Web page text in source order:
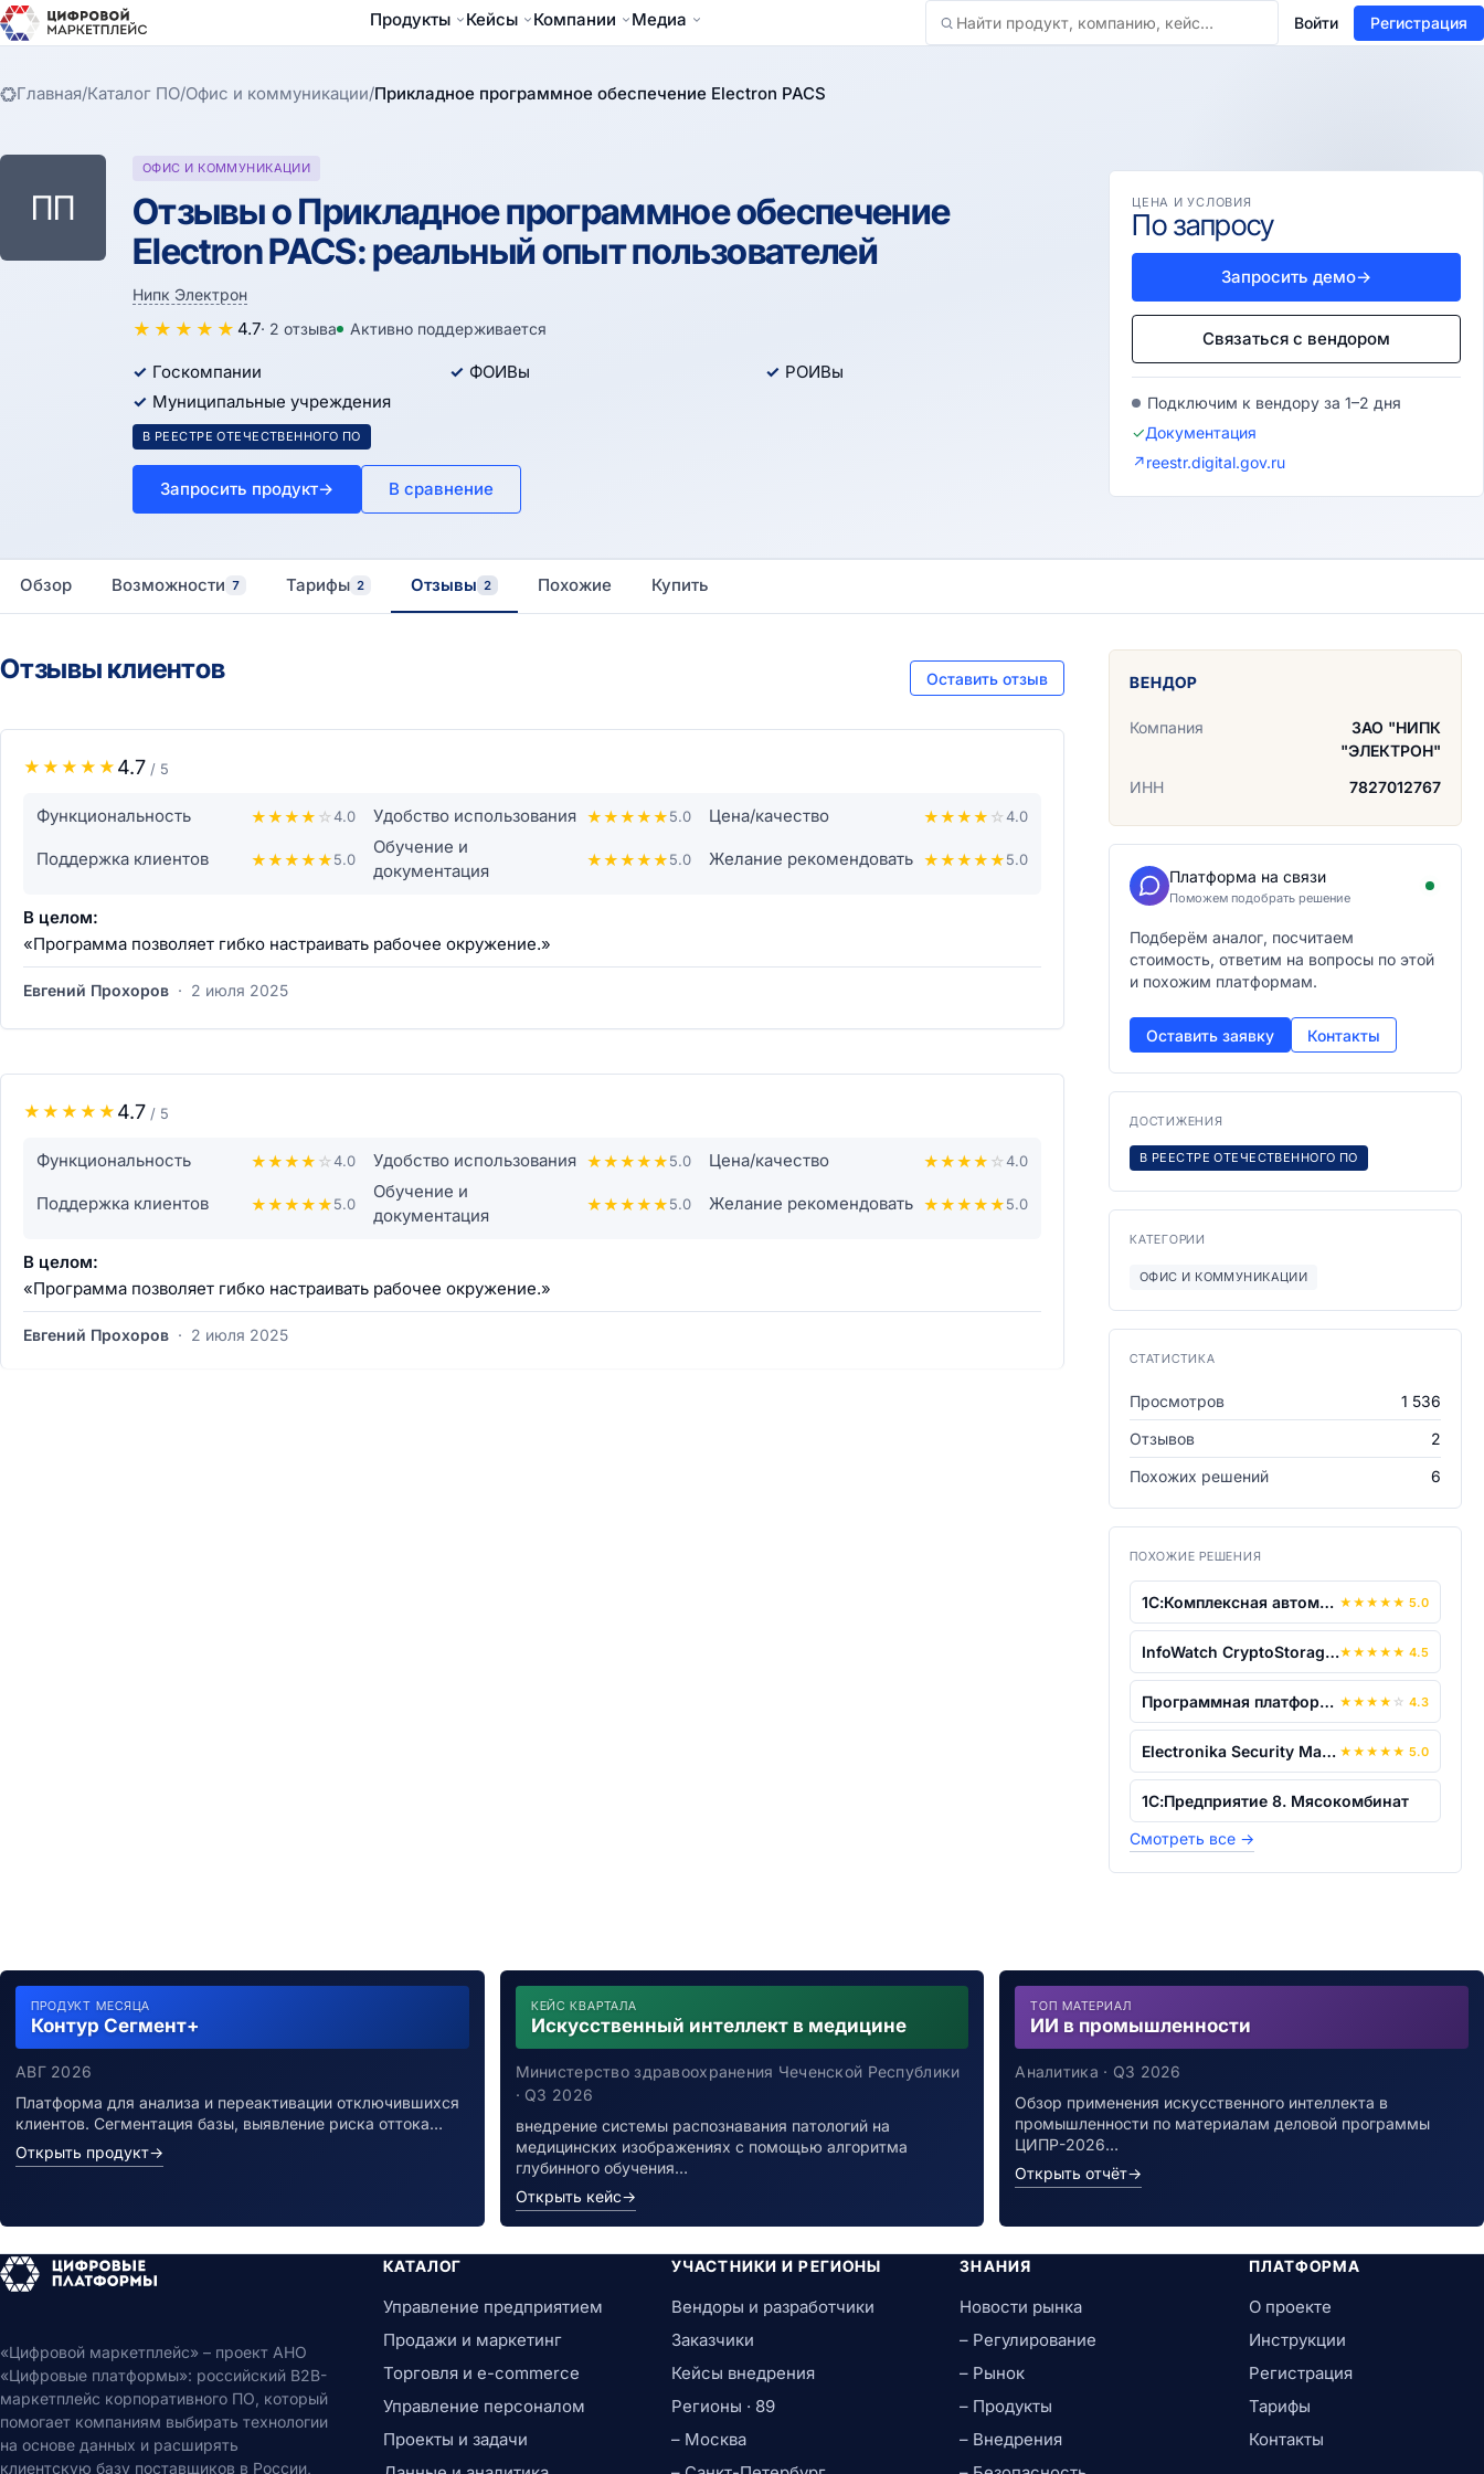
Продукты Кейсы Компании Медиа
Найти Войти Регистрация
Главная/Каталог ПО/Офис и коммуникации/Прикладное программное обеспечение Electron PACS
ПП
ОФИС И КОММУНИКАЦИИ
Отзывы о Прикладное программное обеспечение
Electron PACS: реальный опыт пользователей
Нипк Электрон
★ ★ ★ ★ ★ 4.7· 2 отзыва Активно поддерживается
Госкомпании ФОИВы
РОИВы
Муниципальные учреждения
В РЕЕСТРЕ ОТЕЧЕСТВЕННОГО ПО
Запросить продукт→ В сравнение
ЦЕНА И УСЛОВИЯ
По запросу
Запросить демо→
Связаться с вендором
Подключим к вендору за 1–2 дня
✓Документация
↗reestr.digital.gov.ru
Обзор Возможности 7 Тарифы 2 Отзывы 2 Похожие Купить
Отзывы клиентов Оставить отзыв
★ ★ ★ ★ ★ 4.7 / 5
Функциональность ★★★★ ☆4.0 Удобство использования ★★★★★5.0 Цена/качество ★★★★ ☆4.0
Поддержка клиентов ★★★★★5.0
Обучение и
документация
★★★★★5.0 Желание рекомендовать ★★★★★5.0
В целом:
«Программа позволяет гибко настраивать рабочее окружение.»
Евгений Прохоров · 2 июля 2025
★ ★ ★ ★ ★ 4.7 / 5
Функциональность ★★★★ ☆4.0 Удобство использования ★★★★★5.0 Цена/качество ★★★★ ☆4.0
Поддержка клиентов ★★★★★5.0
Обучение и
документация
★★★★★5.0 Желание рекомендовать ★★★★★5.0
В целом:
«Программа позволяет гибко настраивать рабочее окружение.»
Евгений Прохоров · 2 июля 2025
ВЕНДОР
Компания
ЗАО "НИПК
"ЭЛЕКТРОН"
ИНН
7827012767
Платформа на связи
Поможем подобрать решение
Подберём аналог, посчитаем
стоимость, ответим на вопросы по этой
и похожим платформам.
Оставить заявку Контакты
ДОСТИЖЕНИЯ
В РЕЕСТРЕ ОТЕЧЕСТВЕННОГО ПО
КАТЕГОРИИ
ОФИС И КОММУНИКАЦИИ
СТАТИСТИКА
Просмотров
1 536
Отзывов
2
Похожих решений
6
ПОХОЖИЕ РЕШЕНИЯ
1С:Комплексная автоматизация 8 ★ ★ ★ ★ ★ 5.0
InfoWatch CryptoStorage SDK★ ★ ★ ★ ★ 4.5
Программная платформа "Комплексная авт... ★ ★ ★ ★ ☆ 4.3
Electronika Security Manager ★ ★ ★ ★ ★ 5.0
1С:Предприятие 8. Мясокомбинат
Смотреть все →
ПРОДУКТ МЕСЯЦА
Контур Сегмент+
АВГ 2026
Платформа для анализа и переактивации отключившихся
клиентов. Сегментация базы, выявление риска оттока…
Открыть продукт→
КЕЙС КВАРТАЛА
Искусственный интеллект в медицине
Министерство здравоохранения Чеченской Республики
· Q3 2026
внедрение системы распознавания патологий на
медицинских изображениях с помощью алгоритма
глубинного обучения…
Открыть кейс→
ТОП МАТЕРИАЛ
ИИ в промышленности
Аналитика · Q3 2026
Обзор применения искусственного интеллекта в
промышленности по материалам деловой программы
ЦИПР-2026…
Открыть отчёт→
«Цифровой маркетплейс» – проект АНО
«Цифровые платформы»: российский B2B-
маркетплейс корпоративного ПО, который
помогает компаниям выбирать технологии
на основе данных и расширять
клиентскую базу поставщиков в России,
КАТАЛОГ
Управление предприятием
Продажи и маркетинг
Торговля и e-commerce
Управление персоналом
Проекты и задачи
УЧАСТНИКИ И РЕГИОНЫ
Вендоры и разработчики
Заказчики
Кейсы внедрения
Регионы · 89
– Москва
ЗНАНИЯ
Новости рынка
– Регулирование
– Рынок
– Продукты
– Внедрения
ПЛАТФОРМА
О проекте
Инструкции
Регистрация
Тарифы
Контакты